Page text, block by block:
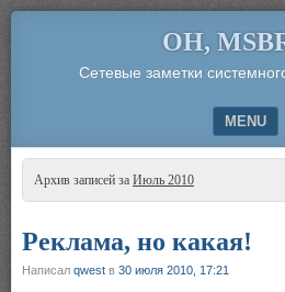
OH,
Сетевые заметки
MENU
SKIP TO CONTENT
Архив записей за Июль 2010
Реклама, но какая!
Написал qwest в 30 июля 2010, 17:21